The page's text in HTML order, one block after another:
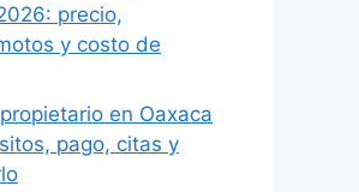
precio,
y costo de
en Oaxaca
pago, citas y